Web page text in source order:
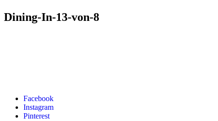
Facebook
Instagram
Pinterest
Dining-In-13-von-8